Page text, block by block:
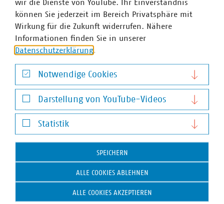
© VKU Nord
Ansprechpartner
wir die Dienste von YouTube. Ihr Einverständnis
können Sie jederzeit im Bereich Privatsphäre mit
Wirkung für die Zukunft widerrufen. Nähere
Informationen finden Sie in unserer
Datenschutzerklärung.
Notwendige Cookies
Notwendige Cookies
Darstellung von YouTube-Videos
Darstellung von YouTube-Videos
Statistik
Statistik
SPEICHERN
ALLE COOKIES ABLEHNEN
ALLE COOKIES AKZEPTIEREN